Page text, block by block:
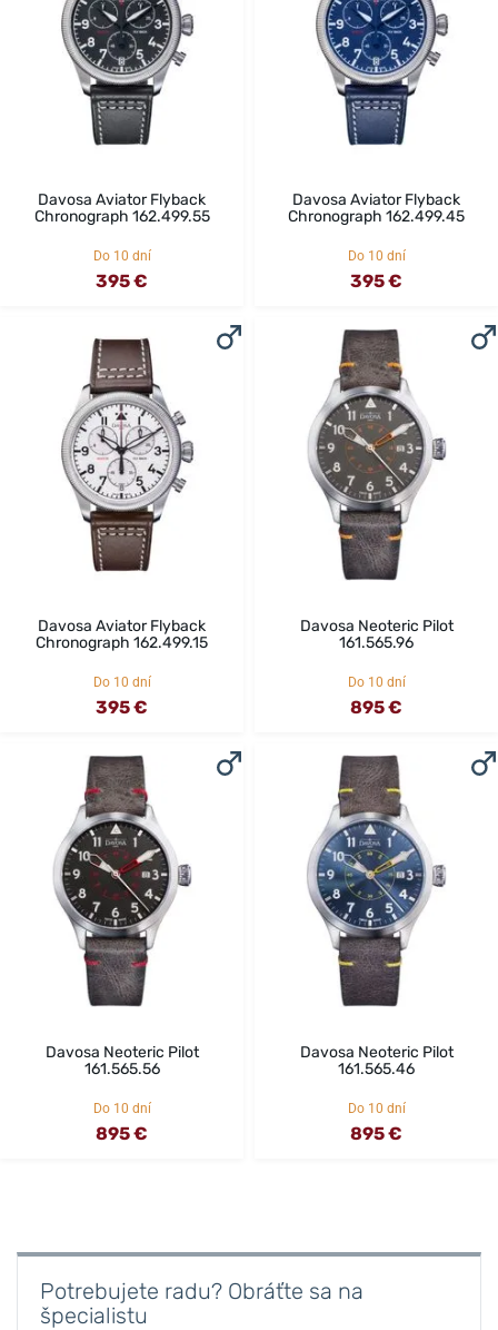
Davosa Aviator Flyback
Chronograph 162.499.55
Do 10 dní
395 €
Davosa Aviator Flyback
Chronograph 162.499.45
Do 10 dní
395 €
Davosa Aviator Flyback
Chronograph 162.499.15
Do 10 dní
395 €
Davosa Neoteric Pilot
161.565.96
Do 10 dní
895 €
Davosa Neoteric Pilot
161.565.56
Do 10 dní
895 €
Davosa Neoteric Pilot
161.565.46
Do 10 dní
895 €
Potrebujete radu? Obráťte sa na
špecialistu